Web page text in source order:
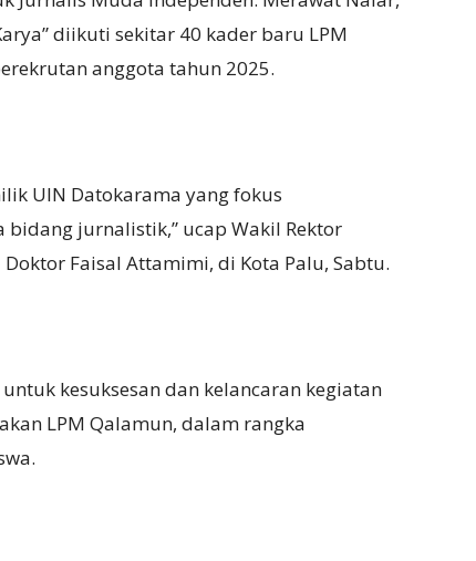
diikuti sekitar 40 kader baru LPM
anggota tahun 2025.
UIN Datokarama yang fokus
jurnalistik,” ucap Wakil Rektor
Faisal Attamimi, di Kota Palu, Sabtu.
kesuksesan dan kelancaran kegiatan
LPM Qalamun, dalam rangka